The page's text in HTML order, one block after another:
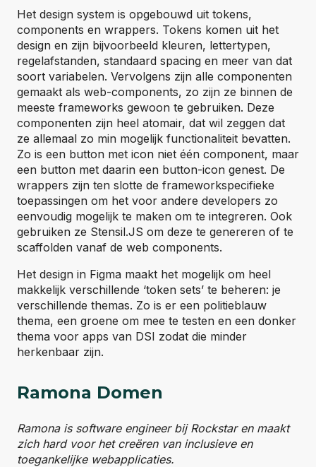
Het design system is opgebouwd uit tokens,
components en wrappers. Tokens komen uit het
design en zijn bijvoorbeeld kleuren, lettertypen,
regelafstanden, standaard spacing en meer van dat
soort variabelen. Vervolgens zijn alle componenten
gemaakt als web-components, zo zijn ze binnen de
meeste frameworks gewoon te gebruiken. Deze
componenten zijn heel atomair, dat wil zeggen dat
ze allemaal zo min mogelijk functionaliteit bevatten.
Zo is een button met icon niet één component, maar
een button met daarin een button-icon genest. De
wrappers zijn ten slotte de frameworkspecifieke
toepassingen om het voor andere developers zo
eenvoudig mogelijk te maken om te integreren. Ook
gebruiken ze Stensil.JS om deze te genereren of te
scaffolden vanaf de web components.
Het design in Figma maakt het mogelijk om heel
makkelijk verschillende ‘token sets’ te beheren: je
verschillende themas. Zo is er een politieblauw
thema, een groene om mee te testen en een donker
thema voor apps van DSI zodat die minder
herkenbaar zijn.
Ramona Domen
Ramona is software engineer bij Rockstar en maakt
zich hard voor het creëren van inclusieve en
toegankelijke webapplicaties.